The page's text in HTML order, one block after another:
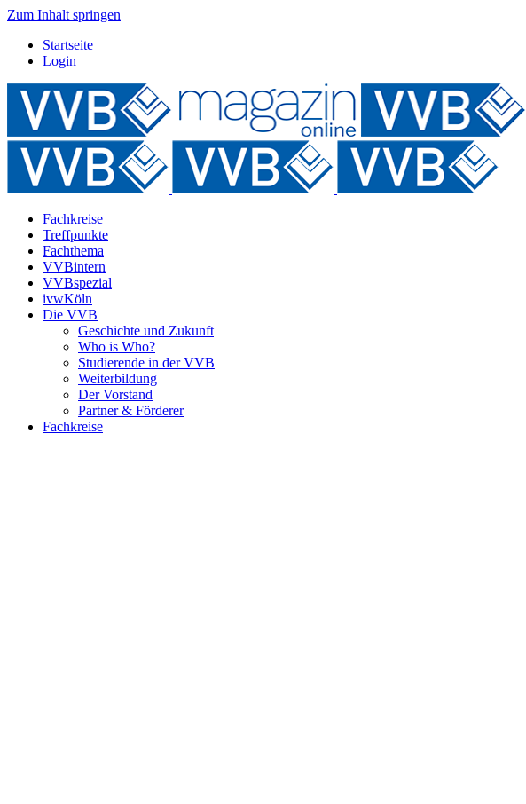
Zum Inhalt springen
Startseite
Login
Fachkreise
Treffpunkte
Fachthema
VVBintern
VVBspezial
ivwKöln
Die VVB
Geschichte und Zukunft
Who is Who?
Studierende in der VVB
Weiterbildung
Der Vorstand
Partner & Förderer
Fachkreise